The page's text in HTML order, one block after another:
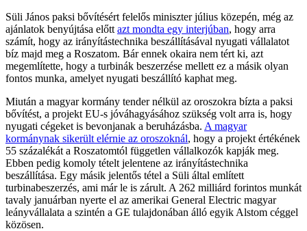
Süli János paksi bővítésért felelős miniszter július közepén, még az
ajánlatok benyújtása előtt azt mondta egy interjúban, hogy arra
számít, hogy az irányítástechnika beszállításával nyugati vállalatot
bíz majd meg a Roszatom. Bár ennek okaira nem tért ki, azt
megemlítette, hogy a turbinák beszerzése mellett ez a másik olyan
fontos munka, amelyet nyugati beszállító kaphat meg.
Miután a magyar kormány tender nélkül az oroszokra bízta a paksi
bővítést, a projekt EU-s jóváhagyásához szükség volt arra is, hogy
nyugati cégeket is bevonjanak a beruházásba. A magyar
kormánynak sikerült elérnie az oroszoknál, hogy a projekt értékének
55 százalékát a Roszatomtól független vállalkozók kapják meg.
Ebben pedig komoly tételt jelentene az irányítástechnika
beszállítása. Egy másik jelentős tétel a Süli által említett
turbinabeszerzés, ami már le is zárult. A 262 milliárd forintos munkát
tavaly januárban nyerte el az amerikai General Electric magyar
leányvállalata a szintén a GE tulajdonában álló egyik Alstom céggel
közösen.